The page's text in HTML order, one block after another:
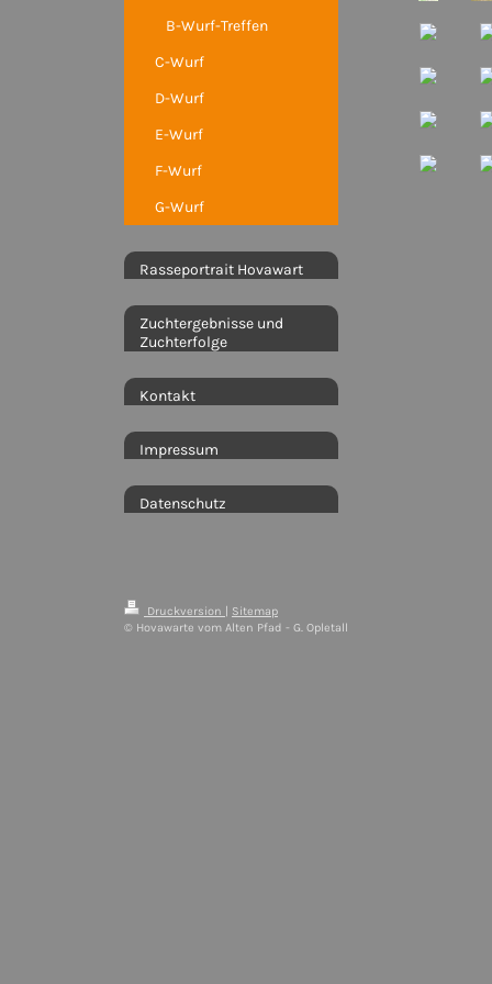
B-Wurf-Treffen
C-Wurf
D-Wurf
E-Wurf
F-Wurf
G-Wurf
Rasseportrait Hovawart
Zuchtergebnisse und
Zuchterfolge
Kontakt
Impressum
Datenschutz
Druckversion | Sitemap
© Hovawarte vom Alten Pfad - G. Opletall